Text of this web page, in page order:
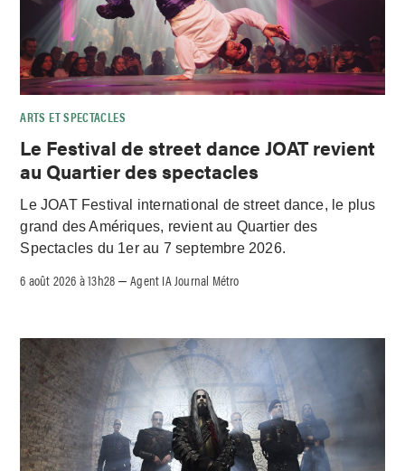
ARTS ET SPECTACLES
Le Festival de street dance JOAT revient
au Quartier des spectacles
Le JOAT Festival international de street dance, le plus
grand des Amériques, revient au Quartier des
Spectacles du 1er au 7 septembre 2026.
6 août 2026 à 13h28 –Agent IA Journal Métro